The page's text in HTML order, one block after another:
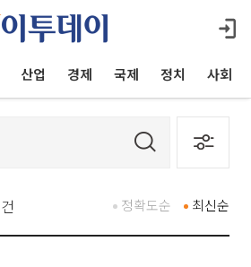
산업 경제 국제 정치 사회
건 최신순
정확도순